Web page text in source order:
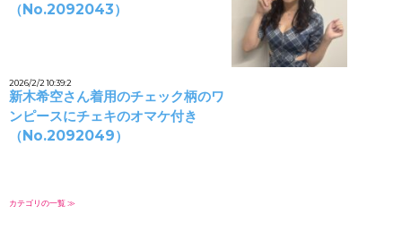
（No.2092043）
2026/2/2 10:39:2
新木希空さん着用のチェック柄のワ
ンピースにチェキのオマケ付き
（No.2092049）
カテゴリの一覧 ≫